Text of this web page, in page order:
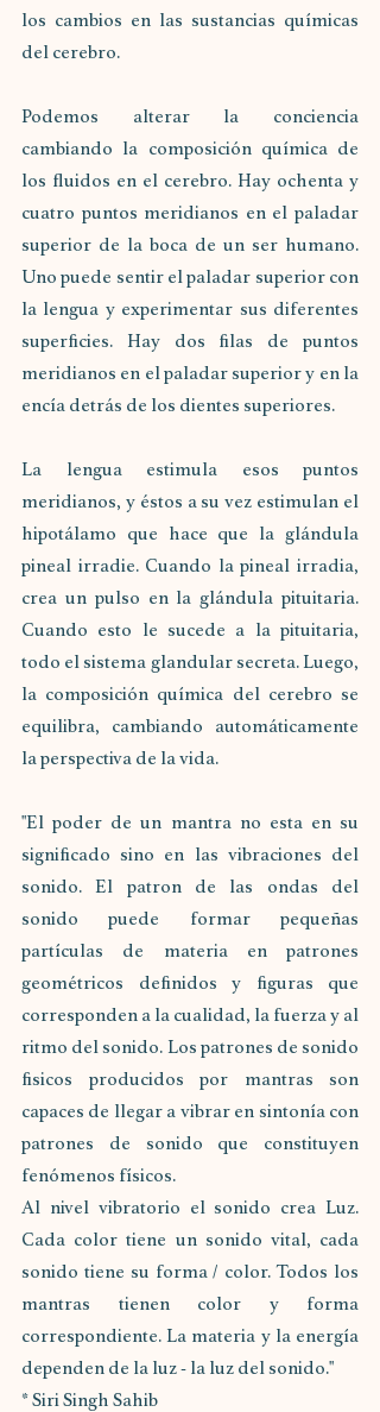
los cambios en las sustancias químicas
del cerebro.
Podemos alterar la conciencia
cambiando la composición química de
los fluidos en el cerebro. Hay ochenta y
cuatro puntos meridianos en el paladar
superior de la boca de un ser humano.
Uno puede sentir el paladar superior con
la lengua y experimentar sus diferentes
superficies. Hay dos filas de puntos
meridianos en el paladar superior y en la
encía detrás de los dientes superiores.
La lengua estimula esos puntos
meridianos, y éstos a su vez estimulan el
hipotálamo que hace que la glándula
pineal irradie. Cuando la pineal irradia,
crea un pulso en la glándula pituitaria.
Cuando esto le sucede a la pituitaria,
todo el sistema glandular secreta. Luego,
la composición química del cerebro se
equilibra, cambiando automáticamente
la perspectiva de la vida.
"El poder de un mantra no esta en su
significado sino en las vibraciones del
sonido. El patron de las ondas del
sonido puede formar pequeñas
partículas de materia en patrones
geométricos definidos y figuras que
corresponden a la cualidad, la fuerza y al
ritmo del sonido. Los patrones de sonido
fisicos producidos por mantras son
capaces de llegar a vibrar en sintonía con
patrones de sonido que constituyen
fenómenos físicos.
Al nivel vibratorio el sonido crea Luz.
Cada color tiene un sonido vital, cada
sonido tiene su forma / color. Todos los
mantras tienen color y forma
correspondiente. La materia y la energía
dependen de la luz - la luz del sonido."
* Siri Singh Sahib